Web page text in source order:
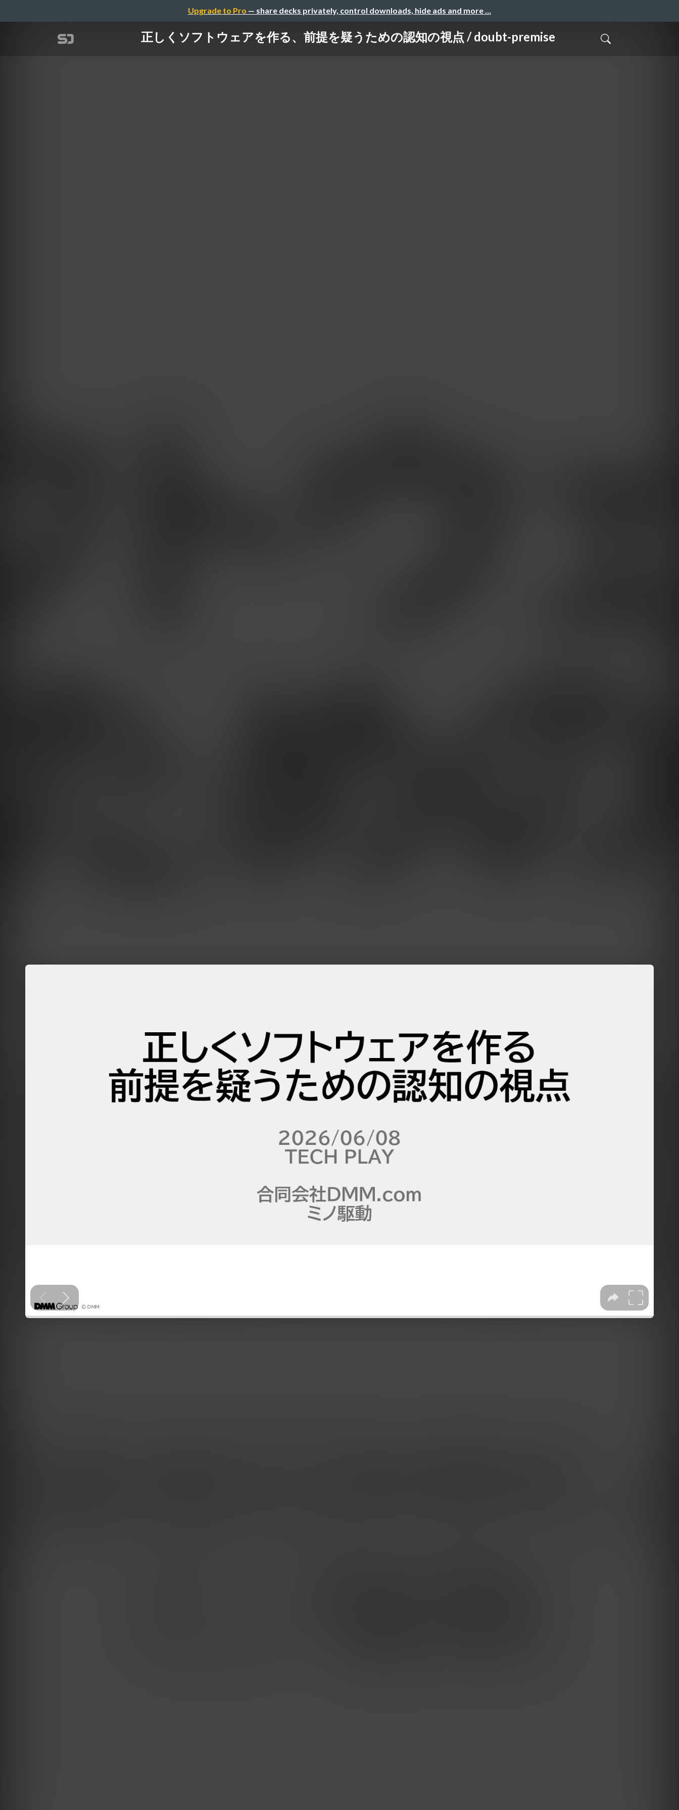
Upgrade to Pro — share decks privately, control downloads, hide ads and more …
正しくソフトウェアを作る、前提を疑うための認知の視点 / doubt-premise